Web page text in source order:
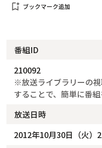
bookmark_add ブックマーク追加
番組ID
210092
※放送ライブラリーの
することで、簡単に番組
放送日時
2012年10月30日（火）